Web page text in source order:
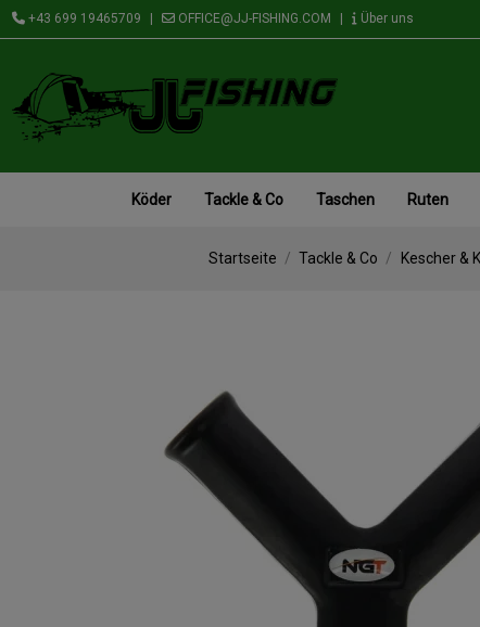
+43 699 19465709 OFFICE@JJ-FISHING.COM Über uns
Köder Tackle & Co Taschen Ruten
Startseite Tackle & Co Kescher &